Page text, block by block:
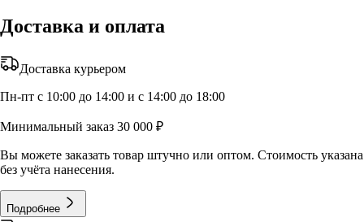
Доставка и оплата
Доставка курьером
Пн-пт с 10:00 до 14:00 и с 14:00 до 18:00
Минимальный заказ 30 000 ₽
Вы можете заказать товар штучно или оптом. Стоимость указана
без учёта нанесения.
Подробнее